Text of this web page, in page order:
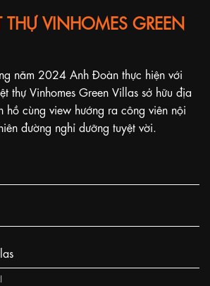
THỰ VINHOMES GREEN
năm 2024 Anh Đoàn thực hiện với
thự Vinhomes Green Villas sở hữu địa
hồ cùng view hướng ra công viên nội
đường nghỉ dưỡng tuyệt vời.